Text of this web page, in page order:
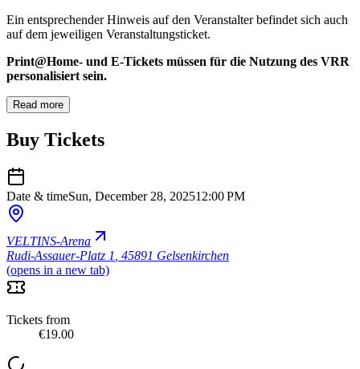
Ein entsprechender Hinweis auf den Veranstalter befindet sich auch
auf dem jeweiligen Veranstaltungsticket.
Print@Home- und E-Tickets müssen für die Nutzung des VRR
personalisiert sein.
Read more
Buy Tickets
Date & timeSun, December 28, 202512:00 PM
VELTINS-Arena
Rudi-Assauer-Platz 1 45891 Gelsenkirchen
(opens in a new tab)
Tickets from
€19.00